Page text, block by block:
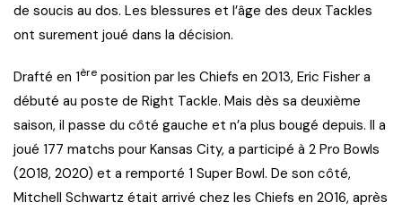
de soucis au dos. Les blessures et l’âge des deux Tackles
ont surement joué dans la décision.
Drafté en 1ère position par les Chiefs en 2013, Eric Fisher a
débuté au poste de Right Tackle. Mais dès sa deuxième
saison, il passe du côté gauche et n’a plus bougé depuis. Il a
joué 177 matchs pour Kansas City, a participé à 2 Pro Bowls
(2018, 2020) et a remporté 1 Super Bowl. De son côté,
Mitchell Schwartz était arrivé chez les Chiefs en 2016, après